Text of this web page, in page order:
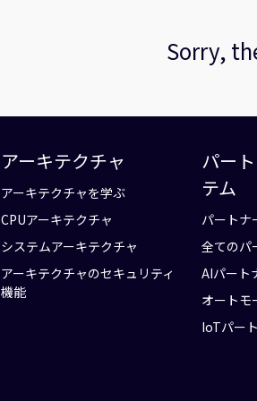
Sorry,
アーキテクチャ
アーキテクチャを学ぶ
CPUアーキテクチャ
システムアーキテクチャ
アーキテクチャのセキュリティ
機能
パー
テム
パートナ
全てのパ
AIパート
オートモ
IoTパー